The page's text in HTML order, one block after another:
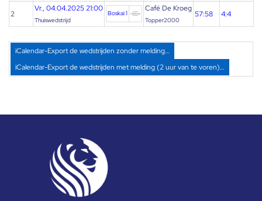
2
Vr., 04.04.2025 21:00
Thuiswedstrijd
Boskai 1
Café De Kroeg
Topper2000
57:58 4:4
iCalendar-Export de wedstrijden zonder melding…
iCalendar-Export de wedstrijden met melding (2 uur van te voren)…